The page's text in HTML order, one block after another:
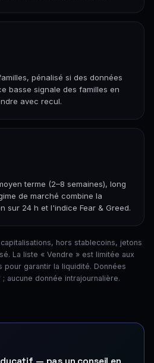
pénalisé si des données
basse signale des familles en
avec recul.
terme (2–8 semaines), long
de marché combine la
sur 24 h et l'indice Fear & Greed.
hors stablecoins, jetons
La liste « Vendre » est limitée aux
pour garantir la liquidité. Données
aucune donnée intrajournalière.